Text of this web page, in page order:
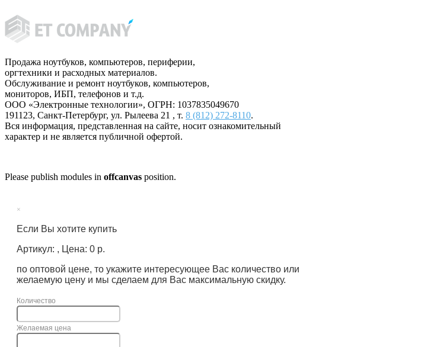
Продажа ноутбуков, компьютеров, периферии,
оргтехники и расходных материалов.
Обслуживание и ремонт ноутбуков, компьютеров,
мониторов, ИБП, телефонов и т.д.
ООО «Электронные технологии», ОГРН: 1037835049670
191123, Санкт-Петербург, ул. Рылеева 21 , т. 8 (812) 272-8110.
Вся информация, представленная на сайте, носит ознакомительный
характер и не является публичной офертой.
Please publish modules in offcanvas position.
×
Если Вы хотите купить
Артикул: , Цена: 0 р.
по оптовой цене, то укажите интересующее Вас количество или
желаемую цену и мы сделаем для Вас максимальную скидку.
Количество
Желаемая цена